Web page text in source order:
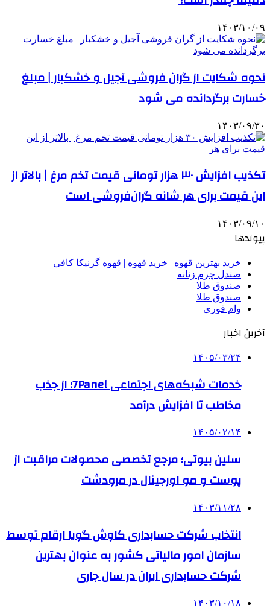
۱۴۰۳/۱۰/۰۹
نحوه شکایت از گران فروشی آجیل و خشکبار | مبلغ
خسارت برگردانده می شود
۱۴۰۳/۰۹/۳۰
تکذیب افزایش ۳۰ هزار تومانی قیمت تخم مرغ | بالاتر از
این قیمت برای هر شانه گران‌فروشی است
۱۴۰۳/۰۹/۱۰
پیوندها
خرید بهترین قهوه | خرید قهوه | قهوه گرنیکا کافی
صندل چرم زنانه
صندوق طلا
صندوق طلا
وام فوری
آخرین اخبار
۱۴۰۵/۰۳/۲۴
خدمات شبکه‌های اجتماعی 7Panel؛ از جذب
مخاطب تا افزایش درآمد
۱۴۰۵/۰۲/۱۴
سلین بیوتی؛ مرجع تخصصی محصولات مراقبت از
پوست و مو اورجینال در مرودشت
۱۴۰۳/۱۱/۲۸
انتخاب شرکت حسابداری کاوش گویا ارقام توسط
سازمان امور مالیاتی کشور به عنوان بهترین
شرکت حسابداری ایران در سال جاری
۱۴۰۳/۱۰/۱۸